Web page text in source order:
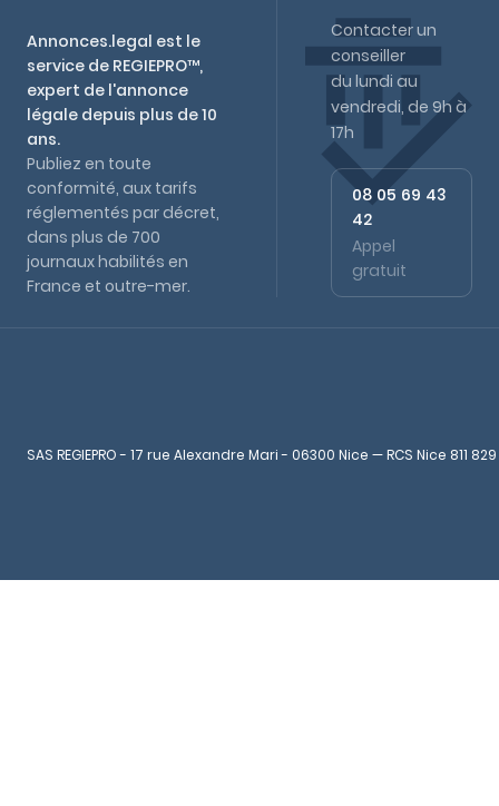
Annonces.legal est le
service de REGIEPRO™,
expert de l'annonce
légale depuis plus de 10
ans.
Publiez en toute
conformité, aux tarifs
réglementés par décret,
dans plus de 700
journaux habilités en
France et outre-mer.
Contacter un
conseiller
du lundi au
vendredi, de 9h à
17h
08 05 69 43
42
Appel
gratuit
SAS REGIEPRO - 17 rue Alexandre Mari - 06300 Nice — RCS Nice 811